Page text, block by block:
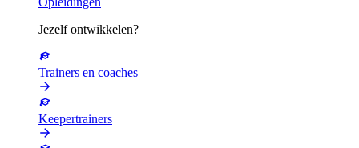
Jezelf ontwikkelen?
Trainers en coaches
Keepertrainers